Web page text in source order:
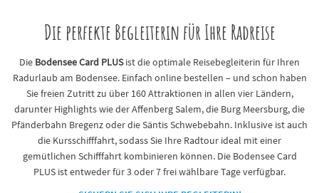
Die perfekte Begleiterin für Ihre Radreise
Die Bodensee Card PLUSist die optimale Reisebegleiterin für Ihren
Radurlaub am Bodensee. Einfach online bestellen – und schon haben
Sie freien Zutritt zu über 160 Attraktionen in allen vier Ländern,
darunter Highlights wie der Affenberg Salem, die Burg Meersburg, die
Pfänderbahn Bregenz oder die Säntis Schwebebahn. Inklusive ist auch
die Kursschifffahrt, sodass Sie Ihre Radtour ideal mit einer
gemütlichen Schifffahrt kombinieren können. Die Bodensee Card
PLUS ist entweder für 3 oder 7 frei wählbare Tage verfügbar.